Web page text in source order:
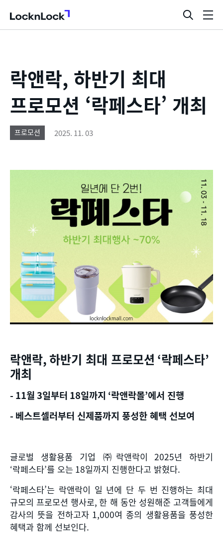
LocknLock
검
색
락앤락, 하반기 최대
프로모션 ‘락페스타’ 개최
프로모션 2025. 11. 03
락앤락, 하반기 최대 프로모션 ‘락페스타’
개최
- 11월3일부터 18일까지 ‘락앤락몰’에서 진행
- 베스트셀러부터 신제품까지 풍성한 혜택 선보여
글로벌 생활용품 기업 ㈜락앤락이 2025년 하반기
‘락페스타’를 오는 18일까지 진행한다고 밝혔다.
‘락페스타’는 락앤락이 일 년에 단 두 번 진행하는 최대
규모의 프로모션 행사로, 한 해 동안 성원해준 고객들에게
감사의 뜻을 전하고자1,000여 종의 생활용품을 풍성한
혜택과 함께 선보인다.